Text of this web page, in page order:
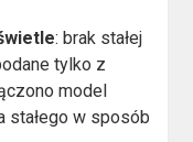
: brak stałej
tylko z
model
stałego w sposób